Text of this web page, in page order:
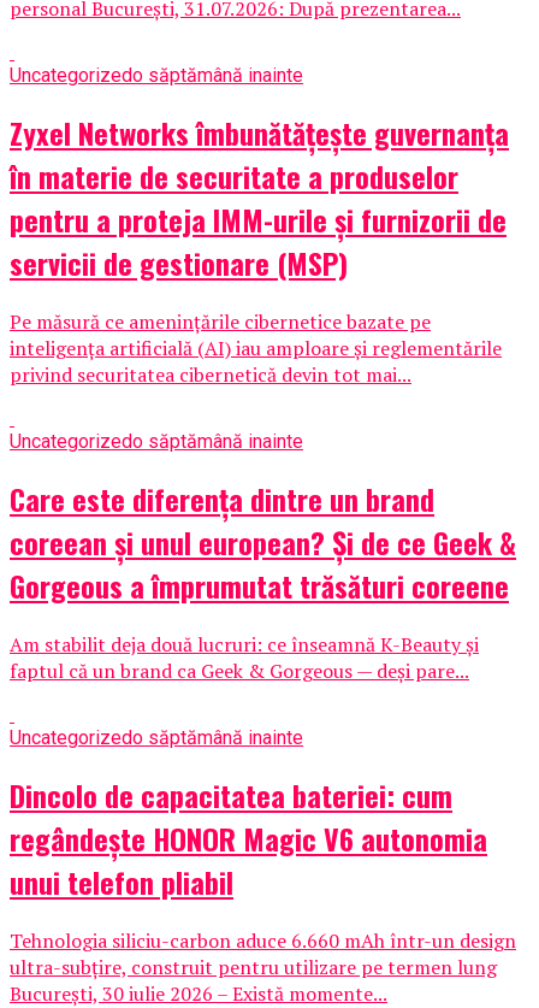
personal București, 31.07.2026: După prezentarea...
Uncategorizedo săptămână inainte
Zyxel Networks îmbunătățește guvernanța
în materie de securitate a produselor
pentru a proteja IMM-urile și furnizorii de
servicii de gestionare (MSP)
Pe măsură ce amenințările cibernetice bazate pe
inteligența artificială (AI) iau amploare și reglementările
privind securitatea cibernetică devin tot mai...
Uncategorizedo săptămână inainte
Care este diferența dintre un brand
coreean și unul european? Și de ce Geek &
Gorgeous a împrumutat trăsături coreene
Am stabilit deja două lucruri: ce înseamnă K-Beauty și
faptul că un brand ca Geek & Gorgeous — deși pare...
Uncategorizedo săptămână inainte
Dincolo de capacitatea bateriei: cum
regândește HONOR Magic V6 autonomia
unui telefon pliabil
Tehnologia siliciu-carbon aduce 6.660 mAh într-un design
ultra-subțire, construit pentru utilizare pe termen lung
București, 30 iulie 2026 – Există momente...